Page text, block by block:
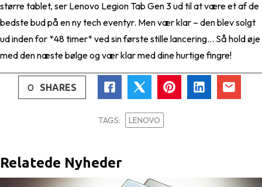
større tablet, ser Lenovo Legion Tab Gen 3 ud til at være et af de
bedste bud på en ny tech eventyr. Men vær klar – den blev solgt
ud inden for *48 timer* ved sin første stille lancering… Så hold øje
med den næste bølge og vær klar med dine hurtige fingre!
0 SHARES
TAGS: LENOVO
Relatede Nyheder